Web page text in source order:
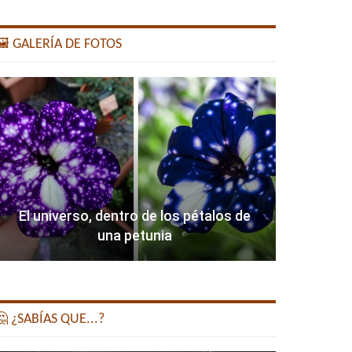
GALERÍA DE FOTOS
El universo, dentro de los pétalos de
una petunia
¿SABÍAS QUE...?